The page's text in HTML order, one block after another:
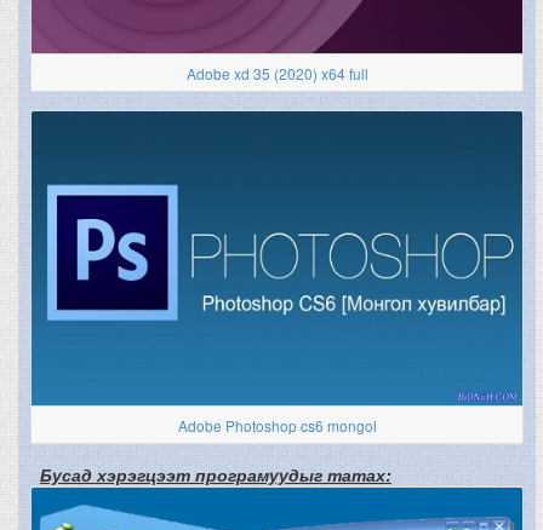
Adobe xd 35 (2020) x64 full
Adobe Photoshop cs6 mongol
Бусад хэрэгцээт програмуудыг татах: